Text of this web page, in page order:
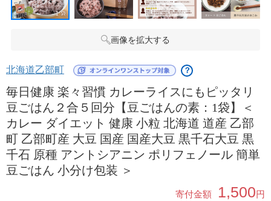
画像を拡大する
北海道乙部町 ？
毎日健康 楽々習慣 カレーライスにもピッタリ
豆ごはん２合５回分【豆ごはんの素：1袋】＜
カレー ダイエット 健康 小粒 北海道 道産 乙部
町 乙部町産 大豆 国産 国産大豆 黒千石大豆 黒
千石 原種 アントシアニン ポリフェノール 簡単
豆ごはん 小分け包装 ＞
寄付金額 1,500円